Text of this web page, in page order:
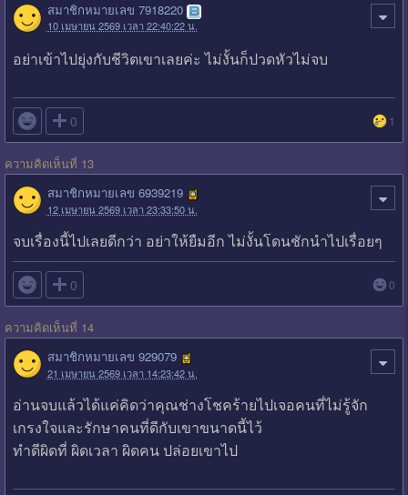
สมาชิกหมายเลข 7918220
10 เมษายน 2569 เวลา 22:40:22 น.
อย่าเข้าไปยุ่งกับชีวิตเขาเลยค่ะ ไม่งั้นก็ปวดหัวไม่จบ
 0 1
ความคิดเห็นที่ 13
สมาชิกหมายเลข 6939219
12 เมษายน 2569 เวลา 23:33:50 น.
จบเรื่องนี้ไปเลยดีกว่า อย่าให้ยืมอีก ไม่งั้นโดนชักนำไปเรื่อยๆ
 0 0
ความคิดเห็นที่ 14
สมาชิกหมายเลข 929079
21 เมษายน 2569 เวลา 14:23:42 น.
อ่านจบแล้วได้แค่คิดว่าคุณช่างโชคร้ายไปเจอคนที่ไม่รู้จัก
เกรงใจและรักษาคนที่ดีกับเขาขนาดนี้ไว้
ทำดีผิดที่ ผิดเวลา ผิดคน ปล่อยเขาไป